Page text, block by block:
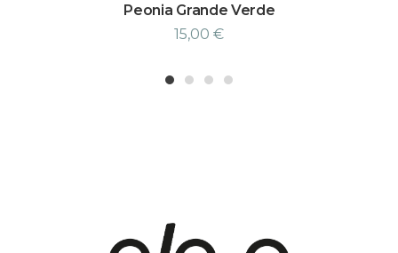
Peonia Grande Verde
15,00€